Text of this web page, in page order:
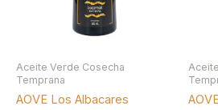
Aceite Verde Cosecha
Temprana
AOVE Los Albacares